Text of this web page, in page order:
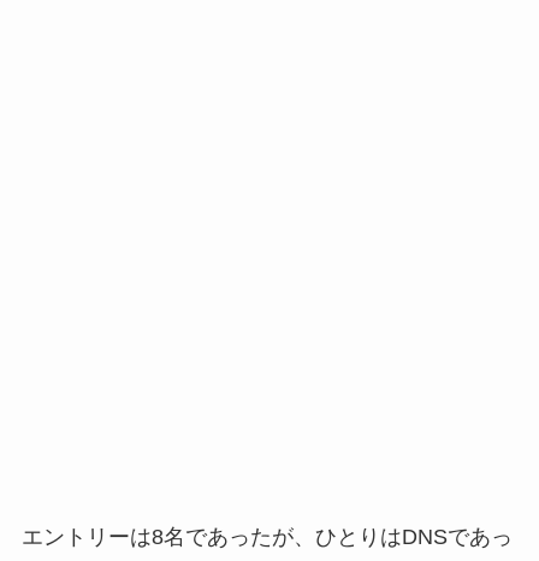
エントリーは8名であったが、ひとりはDNSであっ